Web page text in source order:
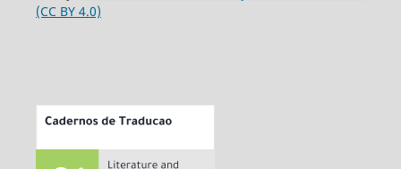
(CC BY 4.0)